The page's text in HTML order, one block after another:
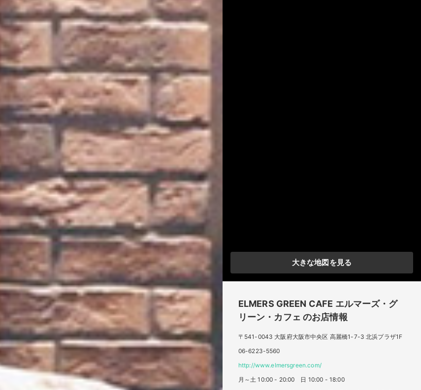
大きな地図を見る
ELMERS GREEN CAFE エルマーズ・グ
リーン・カフェ のお店情報
〒541-0043 大阪府大阪市中央区 高麗橋1-7-3 北浜プラザ1F
06-6223-5560
http://www.elmersgreen.com/
月～土 10:00 - 20:00 日 10:00 - 18:00